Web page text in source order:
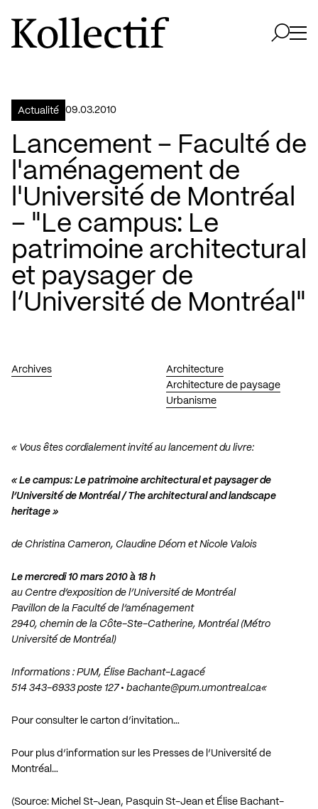
Aller à la page d'accueil
Logo Kollectif
Actualité 09.03.2010
Lancement – Faculté de
l'aménagement de
l'Université de Montréal
– "Le campus: Le
patrimoine architectural
et paysager de
l’Université de Montréal"
Archives
Architecture
Architecture de paysage
Urbanisme
« Vous êtes cordialement invité au lancement du livre:
« Le campus: Le patrimoine architectural et paysager de
l’Université de Montréal / The architectural and landscape
heritage »
de Christina Cameron, Claudine Déom et Nicole Valois
Le mercredi 10 mars 2010 à 18 h
au Centre d’exposition de l’Université de Montréal
Pavillon de la Faculté de l’aménagement
2940, chemin de la Côte-Ste-Catherine, Montréal (Métro
Université de Montréal)
Informations : PUM, Élise Bachant-Lagacé
514 343-6933 poste 127 • bachante@pum.umontreal.ca«
Pour consulter le carton d’invitation…
Pour plus d’information sur les Presses de l’Université de
Montréal…
(Source: Michel St-Jean, Pasquin St-Jean et Élise Bachant-